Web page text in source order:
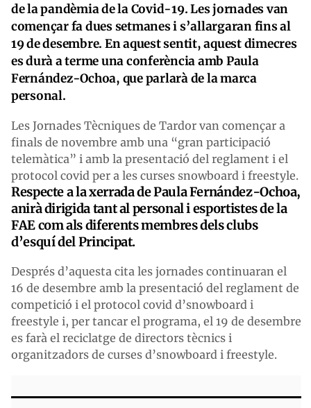
de la pandèmia de la Covid-19. Les jornades van
començar fa dues setmanes i s’allargaran fins al
19 de desembre. En aquest sentit, aquest dimecres
es durà a terme una conferència amb Paula
Fernández-Ochoa, que parlarà de la marca
personal.
Les Jornades Tècniques de Tardor van començar a
finals de novembre amb una “gran participació
telemàtica” i amb la presentació del reglament i el
protocol covid per a les curses snowboard i freestyle.
Respecte a la xerrada de Paula Fernández-Ochoa,
anirà dirigida tant al personal i esportistes de la
FAE com als diferents membres dels clubs
d’esquí del Principat.
Després d’aquesta cita les jornades continuaran el
16 de desembre amb la presentació del reglament de
competició i el protocol covid d’snowboard i
freestyle i, per tancar el programa, el 19 de desembre
es farà el reciclatge de directors tècnics i
organitzadors de curses d’snowboard i freestyle.